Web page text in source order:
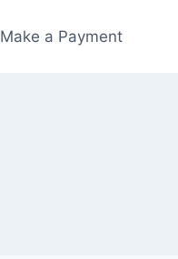
Make a Payment